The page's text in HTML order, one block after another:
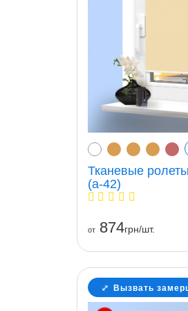
Тканевые
(a-42)
от874грн/шт.
Вызвать